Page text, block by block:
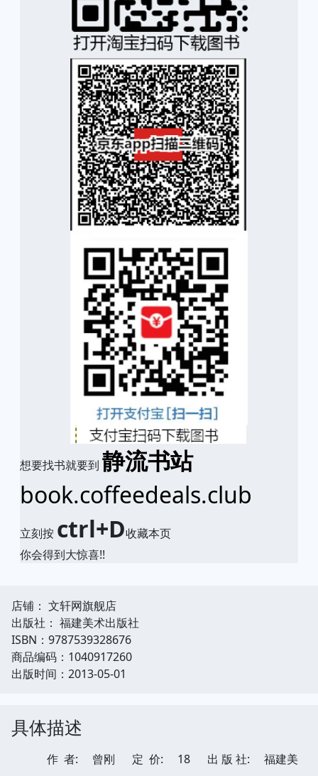
想要找书就要到 静流书站
book.coffeedeals.club
立刻按 ctrl+D收藏本页
你会得到大惊喜!!
店铺： 文轩网旗舰店
出版社： 福建美术出版社
ISBN：9787539328676
商品编码：1040917260
出版时间：2013-05-01
具体描述
作 者: 曾刚 定 价: 18 出 版 社: 福建美